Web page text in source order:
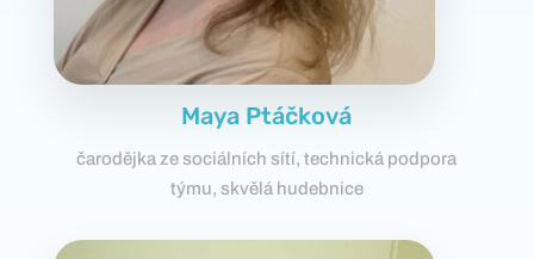
Maya Ptáčková
čarodějka ze sociálních sítí, technická podpora
týmu, skvělá hudebnice